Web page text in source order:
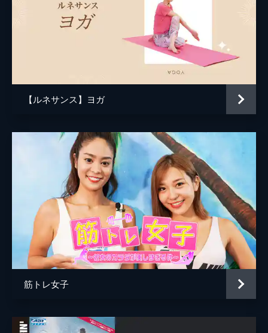
【ルネサンス】ヨガ
筋トレ女子